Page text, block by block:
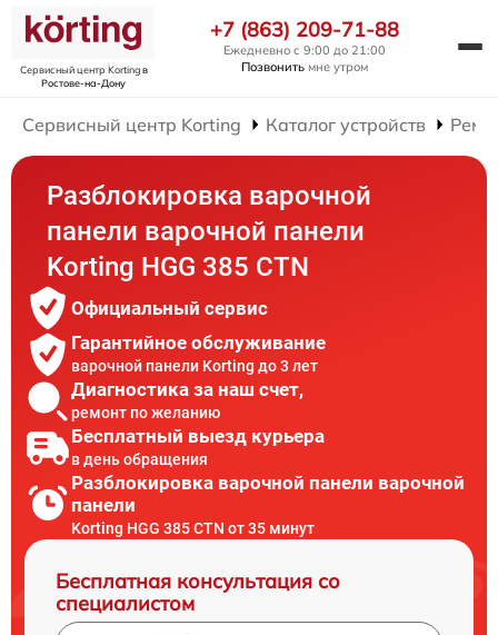
Сервисный центр Kortingв
Ростове-на-Дону
+7 (863) 209-71-88
Ежедневно с 9:00 до 21:00
Позвонить мне утром
Сервисный центр Korting Каталог устройств
Разблокировка варочной
панели варочной панели
Korting HGG 385 CTN
Официальный сервис
Гарантийное обслуживание
варочной панели Korting до 3 лет
Диагностика за наш счет,
ремонт по желанию
Бесплатный выезд курьера
в день обращения
Разблокировка варочной панели варочной
панели
Korting HGG 385 CTN от 35 минут
Бесплатная консультация со
специалистом